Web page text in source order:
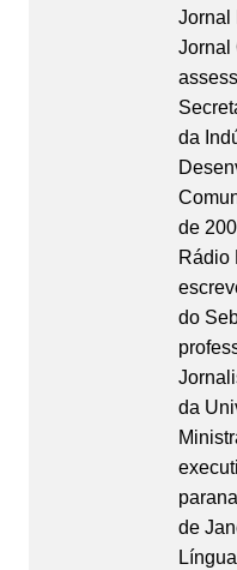
Jornal
Jornal
da
de
Rádio
do
da
de